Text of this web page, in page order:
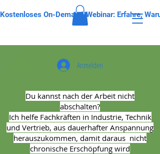
Kostenloses On-Demand-Webinar: Erfahre,
Anmelden
Du kannst nach der Arbeit nicht
abschalten?
Ich helfe Fachkräften in Industrie, Technik
und Vertrieb, aus dauerhafter Anspannung
herauszukommen, damit daraus nicht
chronische Erschöpfung wird